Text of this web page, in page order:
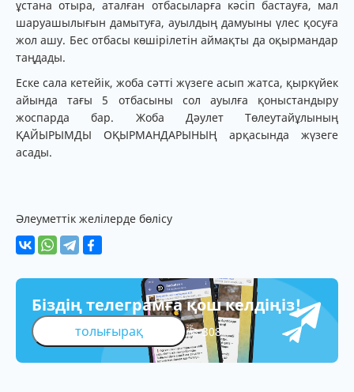
ұстана отыра, аталған отбасыларға кәсіп бастауға, мал
шаруашылығын дамытуға, ауылдың дамуыны үлес қосуға
жол ашу. Бес отбасы көшірілетін аймақты да оқырмандар
таңдады.
Еске сала кетейік, жоба сәтті жүзеге асып жатса, қыркүйек
айында тағы 5 отбасыны сол ауылға қоныстандыру
жоспарда бар. Жоба Дәулет Төлеутайұлының
ҚАЙЫРЫМДЫ ОҚЫРМАНДАРЫНЫҢ арқасында жүзеге
асады.
Әлеуметтік желілерде бөлісу
Біздің телеграмға қош келдіңіз!
толығырақ 308